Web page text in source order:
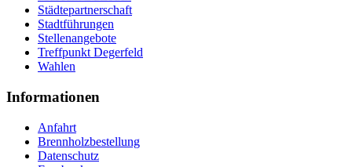
Städtepartnerschaft
Stadtführungen
Stellenangebote
Treffpunkt Degerfeld
Wahlen
Informationen
Anfahrt
Brennholzbestellung
Datenschutz